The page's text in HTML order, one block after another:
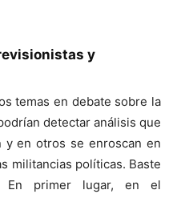
y
temas en debate sobre la
detectar análisis que
y en otros se enroscan en
militancias políticas. Baste
En primer lugar, en el